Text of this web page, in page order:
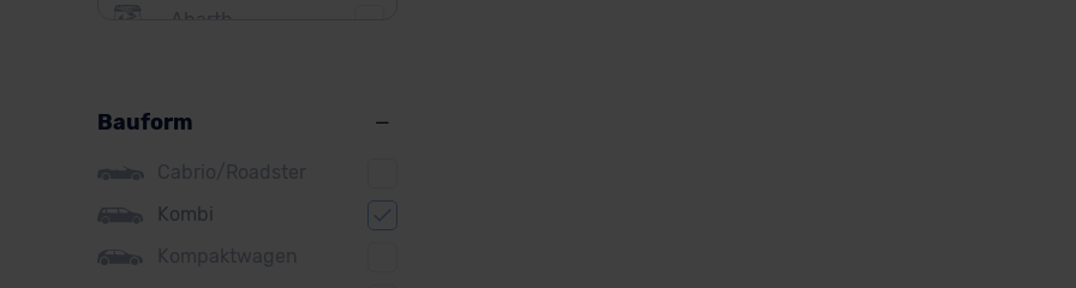
Abarth
BMW
Bauform
Cabrio/Roadster
Kombi
Kompaktwagen